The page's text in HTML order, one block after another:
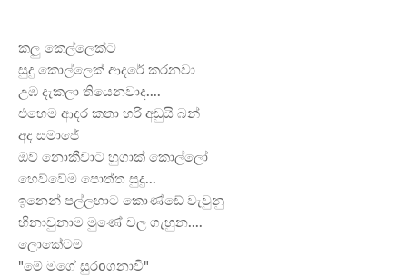
කලු කෙල්ලෙක්ට
සුදු කොල්ලෙක් ආදරේ කරනවා
උඹ දැකලා තියෙනවාද....
එහෙම ආදර කතා හරි අඩුයි බන්
අද සමාජේ
ඔව් නොකීවාට හුගාක් කොල්ලෝ
හෙව්වේම පොත්ත සුදු...
ඉනෙන් පල්ලහාට කොණ්ඩේ වැවුනු
හිනාවුනාම මුණේ වල ගැහුන....
ලොකේටම
"මේ මගේ සුරoගනාවි"